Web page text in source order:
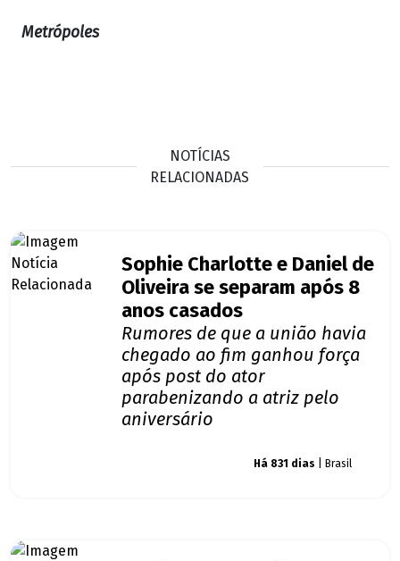
Metrópoles
NOTÍCIAS
RELACIONADAS
Sophie Charlotte e Daniel de
Oliveira se separam após 8
anos casados
Rumores de que a união havia
chegado ao fim ganhou força
após post do ator
parabenizando a atriz pelo
aniversário
Há 831 dias | Brasil